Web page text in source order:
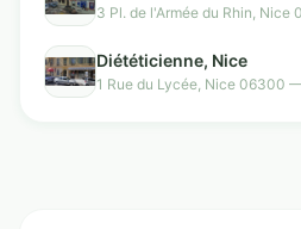
3 Pl. de l'Armée du Rhin,
Diététicienne, Nice
1 Rue du Lycée, Nice 06300